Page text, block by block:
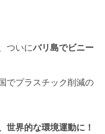
ついにバリ島でビニー
でプラスチック削減の
世界的な環境運動に！